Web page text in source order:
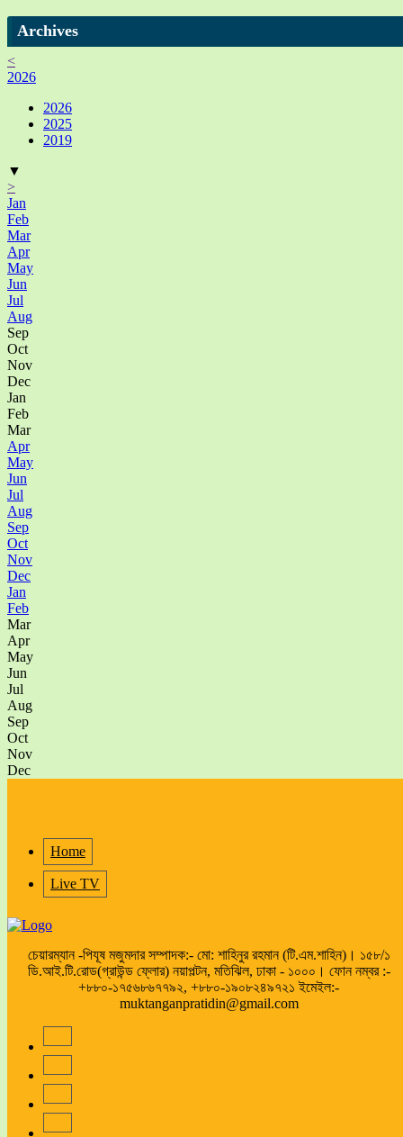
Archives
<
2026
2026
2025
2019
▼
>
Jan
Feb
Mar
Apr
May
Jun
Jul
Aug
Sep
Oct
Nov
Dec
Jan
Feb
Mar
Apr
May
Jun
Jul
Aug
Sep
Oct
Nov
Dec
Jan
Feb
Mar
Apr
May
Jun
Jul
Aug
Sep
Oct
Nov
Dec
Home
Live TV
চেয়ারম্যান -পিযূষ মজুমদার সম্পাদক:- মো: শাহিনুর রহমান (টি.এম.শাহিন)। ১৫৮/১
ডি.আই.টি.রোড(গ্রাউন্ড ফ্লোর) নয়াপল্টন, মতিঝিল, ঢাকা - ১০০০। ফোন নম্বর :-
+৮৮০-১৭৫৬৮৬৭৭৯২, +৮৮০-১৯০৮২৪৯৭২১ ইমেইল:-
muktanganpratidin@gmail.com